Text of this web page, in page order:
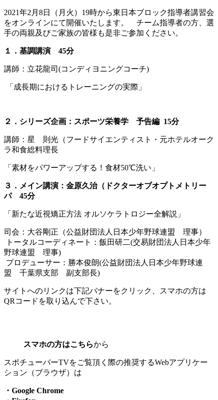
2021年2月8日（月火）19時から東日本ブロック指導者講習会
をオンラインにて開催いたします。 チーム指導者の方、選
手の両親及びご家族の皆様も是非ご参加ください。
１．基調講演 45分
講師：立花龍司(コンディヨニングコーチ)
「成長期におけるトレーニングの実際」
２．シリーズ企画：スポーツ栄養学 予告編 15分
講師：星 則光（フードサイエンティスト・元ホテルオーク
ラ和食総料理長
「素材をパワーアップする！食材50℃洗い」
３．メイン講演：金原久治（ドクターオブオプトメトリー
パ 45分
「新たな近視矯正方法 オルソケラトロジー全解説」
司会：大谷剛正（公益財団法人日本少年野球連盟 理事）
トータルコーディネート：飯田研二(交易財団法人日本少年
野球連盟 理事)
プロデューサー：勝本俊朗(公益財団法人日本少年野球連
盟 千葉県支部 副支部長)
サイトへのリンクは下記バナーをクリック、スマホの方は
QRコードを取り込んで下さい。
スマホの方はこちらから
スポチューバーTVをご覧頂く際の推奨するWebアプリケー
ション（ブラウザ）は
・Google Chrome